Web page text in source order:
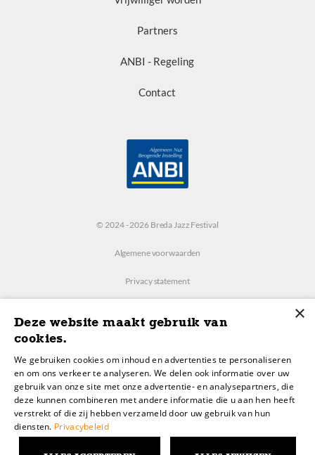
Partners
ANBI - Regeling
Contact
© 2024 - 2026 Breda Jazz Festival
Algemene voorwaarden
Privacy statement
RB-Media
Webdesign
×
Deze website maakt gebruik van
cookies.
We gebruiken cookies om inhoud en advertenties te personaliseren
en om ons verkeer te analyseren. We delen ook informatie over uw
gebruik van onze site met onze advertentie- en analysepartners, die
deze kunnen combineren met andere informatie die u aan hen heeft
verstrekt of die zij hebben verzameld door uw gebruik van hun
diensten. Privacybeleid